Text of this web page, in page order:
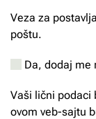
Veza za
poštu.
Da, dodaj me
Vaši lični podaci
ovom veb-sajtu